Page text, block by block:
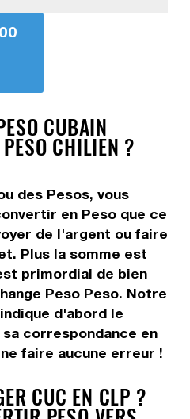
CUBAIN
CHILIEN ?
des Pesos, vous
en Peso que ce
de l'argent ou faire
Plus la somme est
primordial de bien
Peso Peso. Notre
d'abord le
correspondance en
faire aucune erreur !
CUC EN CLP ?